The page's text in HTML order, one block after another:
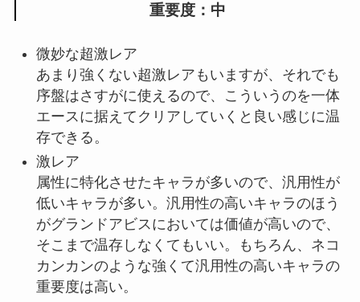
重要度：中
微妙な超激レア
あまり強くない超激レアもいますが、それでも
序盤はさすがに使えるので、こういうのを一体
エースに据えてクリアしていくと良い感じに温
存できる。
激レア
属性に特化させたキャラが多いので、汎用性が
低いキャラが多い。汎用性の高いキャラのほう
がグランドアビスにおいては価値が高いので、
そこまで温存しなくてもいい。もちろん、ネコ
カンカンのような強くて汎用性の高いキャラの
重要度は高い。